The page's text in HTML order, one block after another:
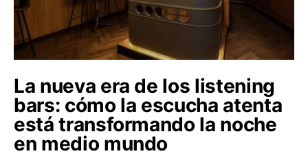
La nueva era de los listening
bars: cómo la escucha atenta
está transformando la noche
en medio mundo